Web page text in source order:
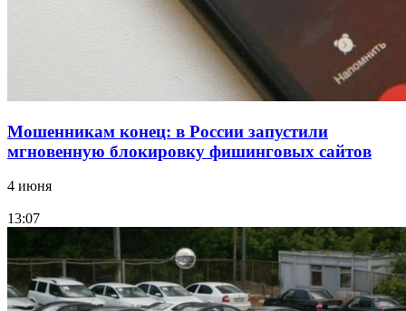
Мошенникам конец: в России запустили
мгновенную блокировку фишинговых сайтов
4 июня
13:07